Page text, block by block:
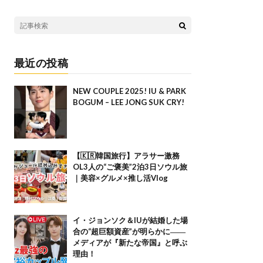
最近の投稿
NEW COUPLE 2025! IU & PARK
BOGUM – LEE JONG SUK CRY!
【🇰🇷韓国旅行】アラサー激務
OL3人の“ご褒美”2泊3日ソウル旅
｜美容×グルメ×推し活Vlog
イ・ジョンソク＆IUが結婚した場
合の“超巨額資産”が明らかに――
メディアが『新たな帝国』と呼ぶ
理由！